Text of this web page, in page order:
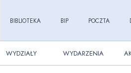
BIBLIOTEKA BIP POCZTA
WYDZIAŁY WYDARZENIA